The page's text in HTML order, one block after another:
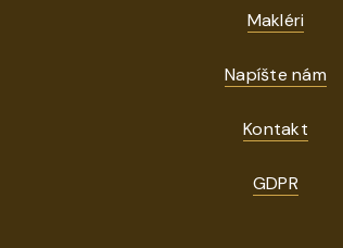
Makléri
Napíšte nám
Kontakt
GDPR